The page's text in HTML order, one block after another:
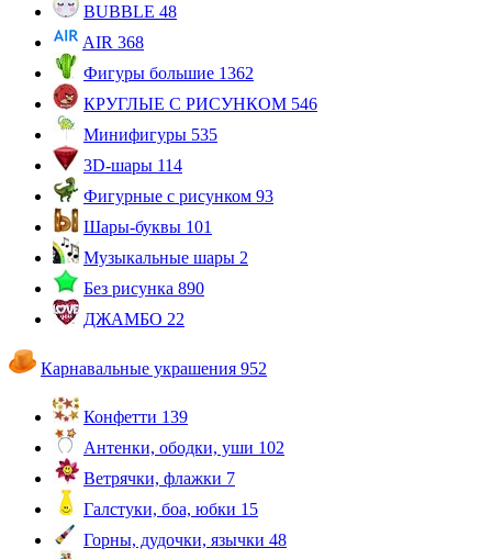
BUBBLE 48
AIR 368
Фигуры большие 1362
КРУГЛЫЕ С РИСУНКОМ 546
Минифигуры 535
3D-шары 114
Фигурные с рисунком 93
Шары-буквы 101
Музыкальные шары 2
Без рисунка 890
ДЖАМБО 22
Карнавальные украшения 952
Конфетти 139
Антенки, ободки, уши 102
Ветрячки, флажки 7
Галстуки, боа, юбки 15
Горны, дудочки, язычки 48